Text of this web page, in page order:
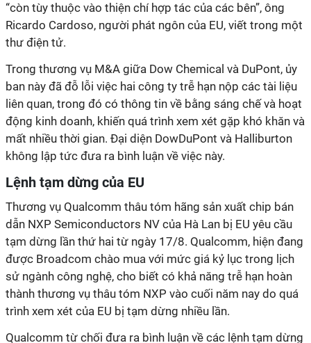
“còn tùy thuộc vào thiện chí hợp tác của các bên”, ông
Ricardo Cardoso, người phát ngôn của EU, viết trong một
thư điện tử.
Trong thương vụ M&A giữa Dow Chemical và DuPont, ủy
ban này đã đỗ lỗi việc hai công ty trễ hạn nộp các tài liệu
liên quan, trong đó có thông tin về bằng sáng chế và hoạt
động kinh doanh, khiến quá trình xem xét gặp khó khăn và
mất nhiều thời gian. Đại diện DowDuPont và Halliburton
không lập tức đưa ra bình luận về việc này.
Lệnh tạm dừng của EU
Thương vụ Qualcomm thâu tóm hãng sản xuất chip bán
dẫn NXP Semiconductors NV của Hà Lan bị EU yêu cầu
tạm dừng lần thứ hai từ ngày 17/8. Qualcomm, hiện đang
được Broadcom chào mua với mức giá kỷ lục trong lịch
sử ngành công nghệ, cho biết có khả năng trễ hạn hoàn
thành thương vụ thâu tóm NXP vào cuối năm nay do quá
trình xem xét của EU bị tạm dừng nhiều lần.
Qualcomm từ chối đưa ra bình luận về các lệnh tạm dừng